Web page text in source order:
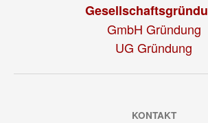
GmbH Gründung
UG Gründung
KONTAKT